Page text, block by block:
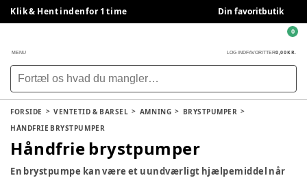
Klik & Hent indenfor 1 time Din favoritbutik
MENU LOG INDFAVORITTER0,00 KR.
0
FORSIDE VENTETID & BARSEL AMNING
BRYSTPUMPER
HÅNDFRIE BRYSTPUMPER
Håndfrie brystpumper
En brystpumpe kan være et uundværligt hjælpemiddel når